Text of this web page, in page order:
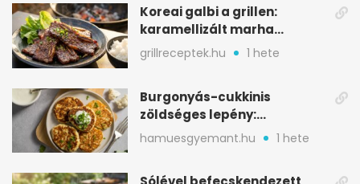
Koreai galbi a grillen:
karamellizált marha
rövidborda gyorsan
grillreceptek.hu 1 hete
Burgonyás-cukkinis
zöldséges lepény:
aranybarna, szaftos, hús
nélkül is
hamuesgyemant.hu 1 hete